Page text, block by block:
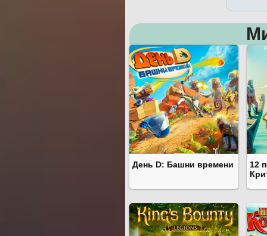
День D: Башни времени
12